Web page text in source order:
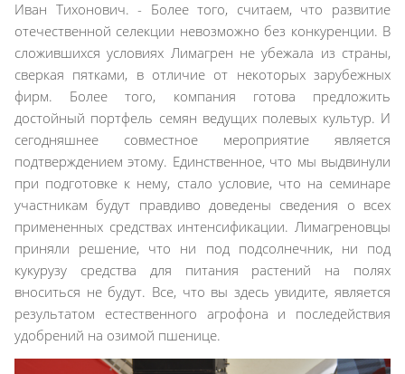
Иван Тихонович. - Более того, считаем, что развитие
отечественной селекции невозможно без конкуренции. В
сложившихся условиях Лимагрен не убежала из страны,
сверкая пятками, в отличие от некоторых зарубежных
фирм. Более того, компания готова предложить
достойный портфель семян ведущих полевых культур. И
сегодняшнее совместное мероприятие является
подтверждением этому. Единственное, что мы выдвинули
при подготовке к нему, стало условие, что на семинаре
участникам будут правдиво доведены сведения о всех
примененных средствах интенсификации. Лимагреновцы
приняли решение, что ни под подсолнечник, ни под
кукурузу средства для питания растений на полях
вноситься не будут. Все, что вы здесь увидите, является
результатом естественного агрофона и последействия
удобрений на озимой пшенице.